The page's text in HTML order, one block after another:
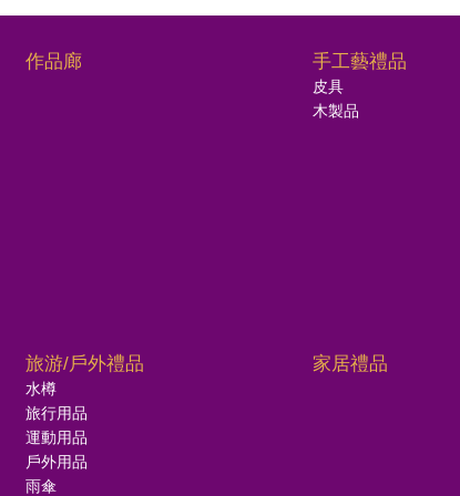
作品廊 手工藝禮品
皮具
木製品
旅游/戶外禮品
水樽
旅行用品
運動用品
戶外用品
雨傘
家居禮品